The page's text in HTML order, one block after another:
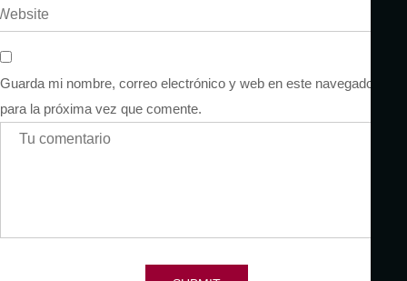
Guarda mi nombre, correo electrónico y web en este navegador
para la próxima vez que comente.